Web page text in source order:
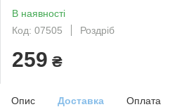
В наявності
Код: 07505
Роздріб
259 ₴
Опис Доставка Оплата